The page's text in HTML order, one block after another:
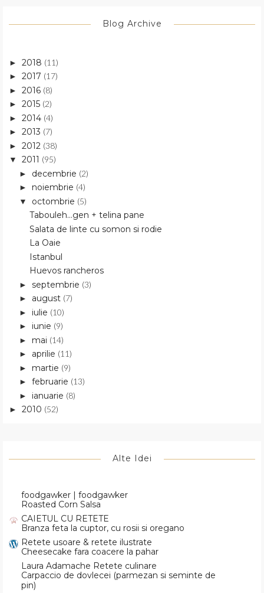
Blog Archive
► 2018 (11)
► 2017 (17)
► 2016 (8)
► 2015 (2)
► 2014 (4)
► 2013 (7)
► 2012 (38)
▼ 2011 (95)
► decembrie (2)
► noiembrie (4)
▼ octombrie (5)
Tabouleh...gen + telina pane
Salata de linte cu somon si rodie
La Oaie
Istanbul
Huevos rancheros
► septembrie (3)
► august (7)
► iulie (10)
► iunie (9)
► mai (14)
► aprilie (11)
► martie (9)
► februarie (13)
► ianuarie (8)
► 2010 (52)
Alte Idei
foodgawker | foodgawker
Roasted Corn Salsa
CAIETUL CU RETETE
Branza feta la cuptor, cu rosii si oregano
Retete usoare & retete ilustrate
Cheesecake fara coacere la pahar
Laura Adamache Retete culinare
Carpaccio de dovlecei (parmezan si seminte de
pin)